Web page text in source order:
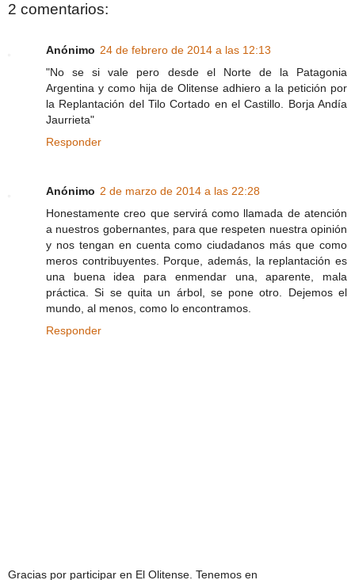
2 comentarios:
Anónimo 24 de febrero de 2014 a las 12:13
"No se si vale pero desde el Norte de la Patagonia
Argentina y como hija de Olitense adhiero a la petición por
la Replantación del Tilo Cortado en el Castillo. Borja Andía
Jaurrieta"
Responder
Anónimo 2 de marzo de 2014 a las 22:28
Honestamente creo que servirá como llamada de atención
a nuestros gobernantes, para que respeten nuestra opinión
y nos tengan en cuenta como ciudadanos más que como
meros contribuyentes. Porque, además, la replantación es
una buena idea para enmendar una, aparente, mala
práctica. Si se quita un árbol, se pone otro. Dejemos el
mundo, al menos, como lo encontramos.
Responder
Gracias por participar en El Olitense. Tenemos en